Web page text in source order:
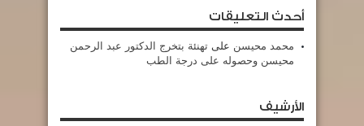
أحدث التعليقات
محمد محيسن على تهنئة بتخرج الدكتور عبد الرحمن
محيسن وحصوله على درجة الطب
الأرشيف